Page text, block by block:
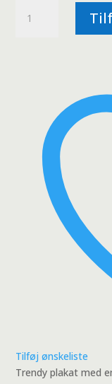
Drama
Tilføj ønskeliste
Trendy plakat med